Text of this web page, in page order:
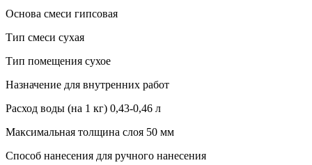
Основа смеси гипсовая
Тип смеси сухая
Тип помещения сухое
Назначение для внутренних работ
Расход воды (на 1 кг) 0,43-0,46 л
Максимальная толщина слоя 50 мм
Способ нанесения для ручного нанесения